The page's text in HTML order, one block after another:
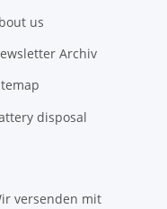
us
Archiv
disposal
versenden mit